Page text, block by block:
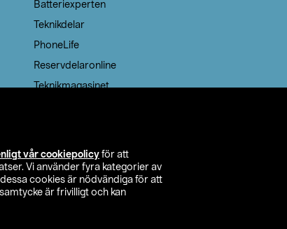
vår cookiepolicy för att
Vi använder fyra kategorier av
cookies är nödvändiga för att
är frivilligt och kan
Batteriexperten
Teknikdelar
PhoneLife
Reservdelaronline
Teknikmagasinet